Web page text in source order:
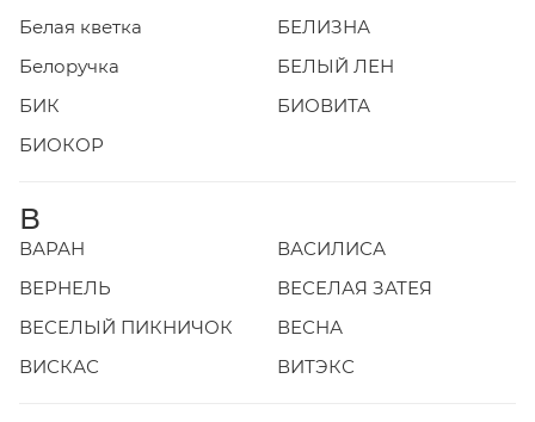
Белая кветка
БЕЛИЗНА
Белоручка
БЕЛЫЙ ЛЕН
БИК
БИОВИТА
БИОКОР
В
ВАРАН
ВАСИЛИСА
ВЕРНЕЛЬ
ВЕСЕЛАЯ ЗАТЕЯ
ВЕСЕЛЫЙ ПИКНИЧОК
ВЕСНА
ВИСКАС
ВИТЭКС